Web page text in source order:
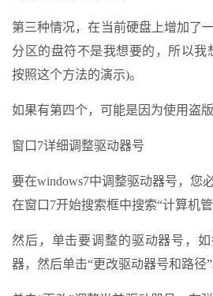
第三种情况，在当前硬盘上增加了
分区的盘符不是我想要的，所以我
按照这个方法的演示)。
如果有第四个，可能是因为使用盗版
窗口7详细调整驱动器号
要在windows7中调整驱动器号，您
在窗口7开始搜索框中搜索“计算机管
然后，单击要调整的驱动器号，如
器，然后单击“更改驱动器号和路径”